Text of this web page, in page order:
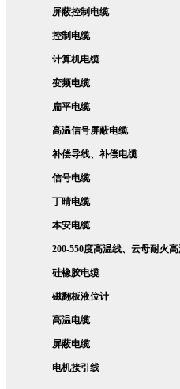
屏蔽控制电缆
控制电缆
计算机电缆
变频电缆
扁平电缆
高温信号屏蔽电缆
补偿导线、补偿电缆
信号电缆
丁晴电缆
本安电缆
200-550度高温线、云母耐火
硅橡胶电缆
磁翻板液位计
高温电缆
屏蔽电缆
电机接引线